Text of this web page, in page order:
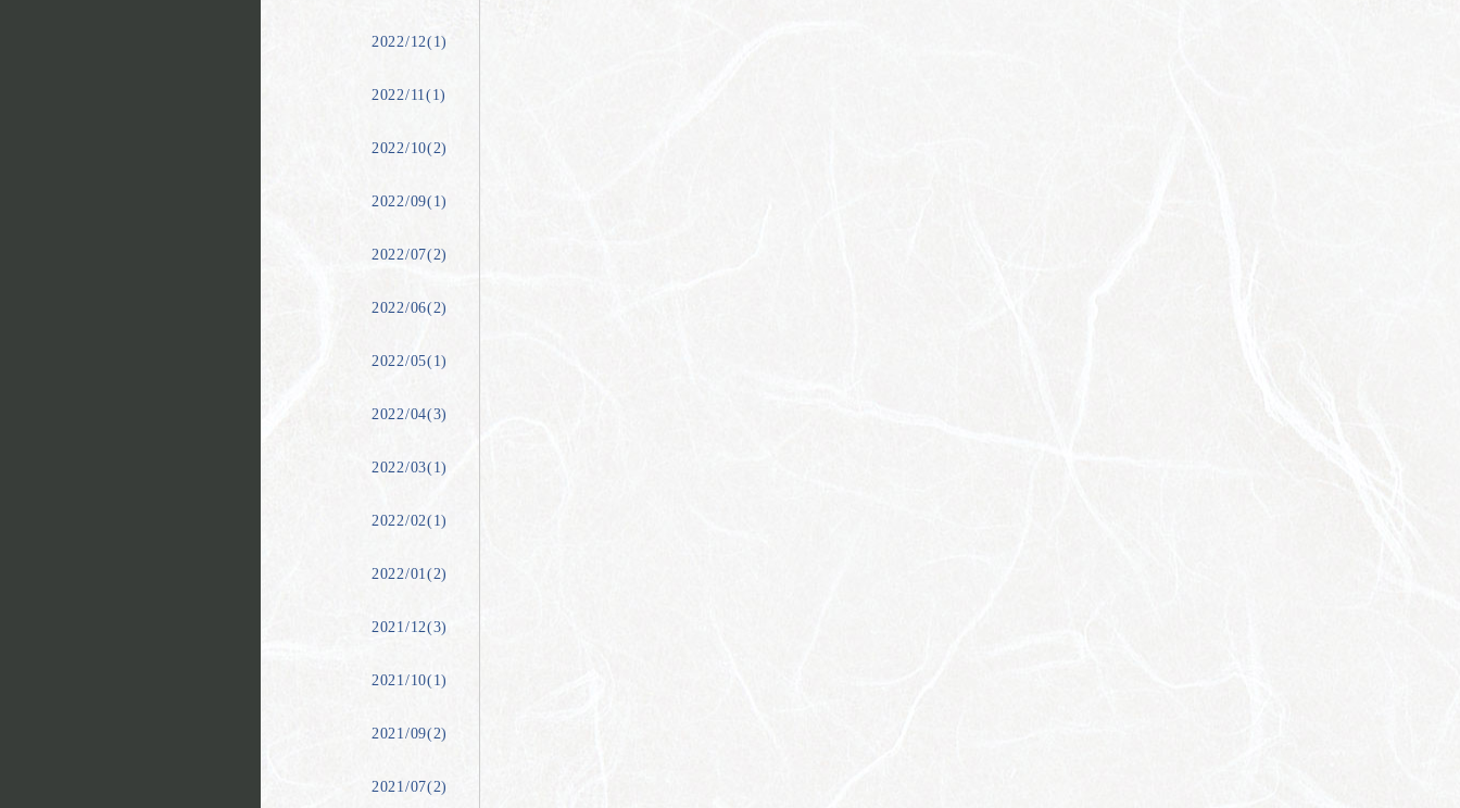
2022/12(1)
2022/11(1)
2022/10(2)
2022/09(1)
2022/07(2)
2022/06(2)
2022/05(1)
2022/04(3)
2022/03(1)
2022/02(1)
2022/01(2)
2021/12(3)
2021/10(1)
2021/09(2)
2021/07(2)